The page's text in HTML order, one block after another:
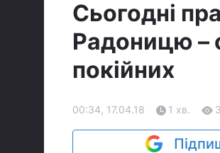
Сьогодні
Радоницю –
покійних
00:34, 17.04.18 1 хв.